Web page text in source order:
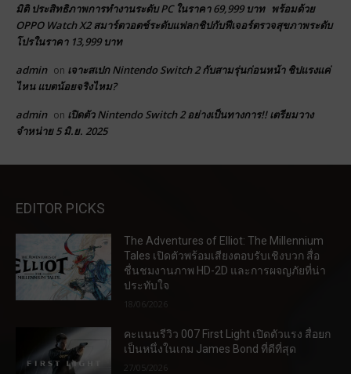
มิติ ประสิทธิภาพการทำงานระดับ PC ในราคา 69,999 บาท พร้อมด้วย
OPPO Watch X2 สมาร์ตวอตช์ระดับแฟลกชิปกับฟีเจอร์ตรวจสุขภาพระดับ
โปรในราคา 13,999 บาท
admin on เจาะสเปก Nintendo Switch 2 กับสามรุ่นก่อนหน้า ชิปแรงแค่
ไหน แบตน้อยจริงไหม?
admin on เปิดตัว Nintendo Switch 2 อย่างเป็นทางการ!! เตรียมวาง
จำหน่าย 5 มิ.ย. 2025
EDITOR PICKS
The Adventures of Elliot: The Millennium
Tales เปิดตัวพร้อมเสียงตอบรับเชิงบวก สื่อ
ชื่นชมงานภาพ HD-2D และการผจญภัยที่น่า
ประทับใจ
18/06/2026
คะแนนรีวิว 007 First Light เปิดตัวแรง สื่อยก
เป็นหนึ่งในเกม James Bond ที่ดีที่สุด
27/05/2026